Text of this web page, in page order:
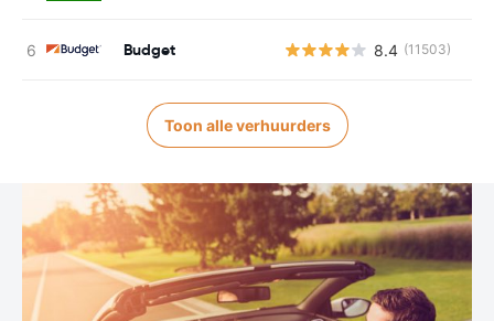
Budget 8.4 (11503)
Toon alle verhuurders